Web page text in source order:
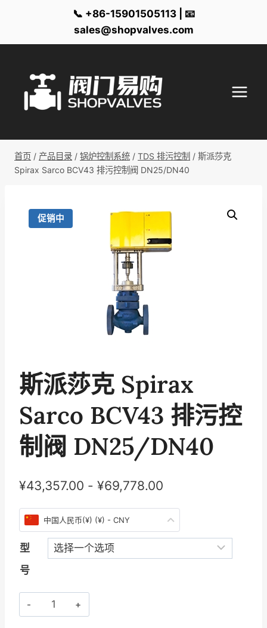
📞 +86-15901505113 | 📧
sales@shopvalves.com
首页 / 产品目录 / 锅炉控制系统 / TDS 排污控制 / 斯派莎克
Spirax Sarco BCV43 排污控制阀 DN25/DN40
促销中
斯派莎克 Spirax
Sarco BCV43 排污控
制阀 DN25/DN40
¥43,357.00 - ¥69,778.00
中国人民币(¥) (¥) - CNY
型
号
派